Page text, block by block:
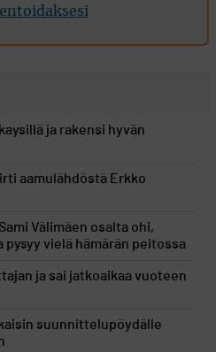
ja rakensi hyvän
aamulähdöstä Erkko
Välimäen osalta ohi,
pysyy vielä hämärän peitossa
ja sai jatkoaikaa vuoteen
suunnittelupöydälle